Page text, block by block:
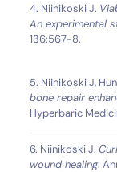
4. Niinikoski J.
An experimental
136:567-8.
5. Niinikoski J,
bone repair
Hyperbaric
6. Niinikoski J.
wound healing.